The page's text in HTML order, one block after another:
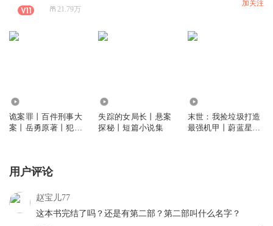
21.79万
加关注
诡案罪丨百件刑事大
案丨岳勇原著丨犯罪
失踪的女局长丨悬案
探秘丨短篇小说集
末世：我捡垃圾打造
最强机甲丨蔚蓝星途
用户评论
赵宝儿77
这本书完结了吗？还是有第二部？第二部叫什么名字？